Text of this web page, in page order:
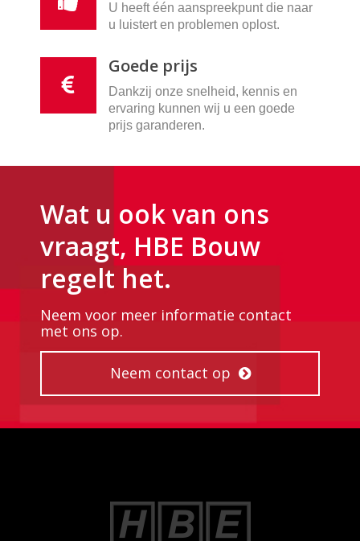
U heeft één aanspreekpunt die naar
u luistert en problemen oplost.
Goede prijs
Dankzij onze snelheid, kennis en
ervaring kunnen wij u een goede
prijs garanderen.
Wat u ook van ons
vraagt, HBE Bouw
regelt het.
Neem voor meer informatie contact
met ons op.
Neem contact op